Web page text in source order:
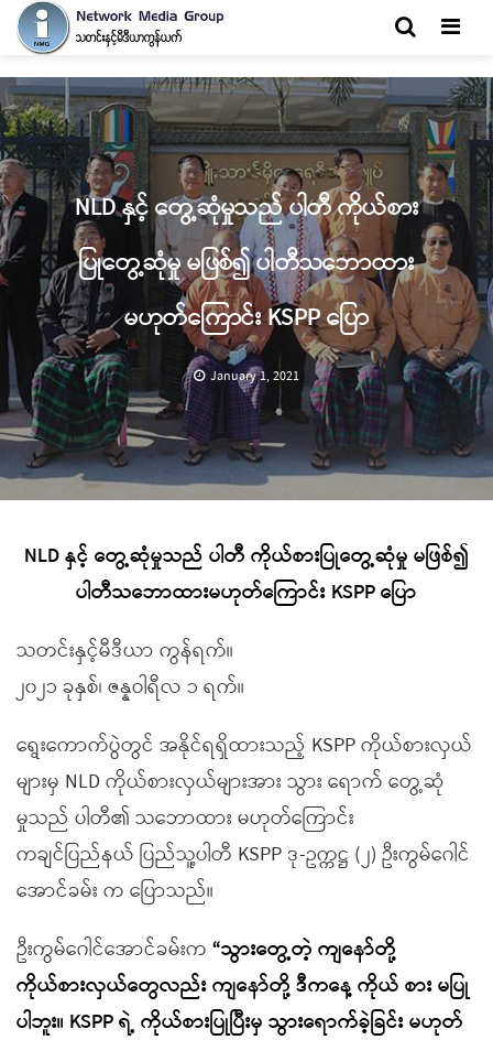
NLD နှင့် တွေ့ဆုံမှုသည် ပါတီ ကိုယ်စား
ပြုတွေ့ဆုံမှု မဖြစ်၍ ပါတီသဘောထား
မဟုတ်ကြောင်း KSPP ပြော
January 1, 2021
NLD နှင့် တွေ့ဆုံမှုသည် ပါတီ ကိုယ်စားပြုတွေ့ဆုံမှု မဖြစ်၍
ပါတီသဘောထားမဟုတ်ကြောင်း KSPP ပြော
သတင်းနှင့်မီဒီယာ ကွန်ရက်။
၂၀၂၁ ခုနှစ်၊ ဇန္နဝါရီလ ၁ ရက်။
ရွေးကောက်ပွဲတွင် အနိုင်ရရှိထားသည့် KSPP ကိုယ်စားလှယ်
များမှ NLD ကိုယ်စားလှယ်များအား သွား ရောက် တွေ့ဆုံ
မှုသည် ပါတီ၏ သဘောထား မဟုတ်ကြောင်း
ကချင်ပြည်နယ် ပြည်သူ့ပါတီ KSPP ဒု-ဥက္ကဋ္ဌ (၂) ဦးကွမ်ဂေါင်
အောင်ခမ်း က ပြောသည်။
ဦးကွမ်ဂေါင်အောင်ခမ်းက “သွားတွေ့တဲ့ ကျနော်တို့
ကိုယ်စားလှယ်တွေလည်း ကျနော်တို့ ဒီကနေ့ ကိုယ် စား မပြု
ပါဘူး။ KSPP ရဲ့ ကိုယ်စားပြုပြီးမှ သွားရောက်ခဲ့ခြင်း မဟုတ်